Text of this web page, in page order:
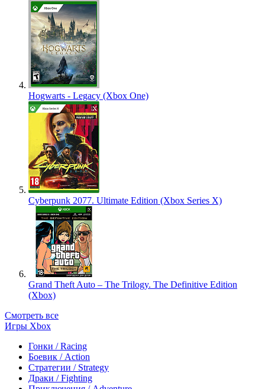
Hogwarts - Legacy (Xbox One)
Cyberpunk 2077. Ultimate Edition (Xbox Series X)
Grand Theft Auto – The Trilogy. The Definitive Edition
(Xbox)
Смотреть все
Игры Xbox
Гонки / Racing
Боевик / Action
Стратегии / Strategy
Драки / Fighting